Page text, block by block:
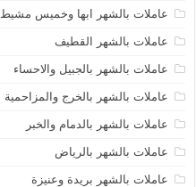
عاملات بالشهر ابها وخميس مشيط
عاملات بالشهر القطيف
عاملات بالشهر بالجبيل والاحساء
عاملات بالشهر بالخرج والمزاحمية
عاملات بالشهر بالدمام والخبر
عاملات بالشهر بالرياض
عاملات بالشهر بريدة وعنيزة